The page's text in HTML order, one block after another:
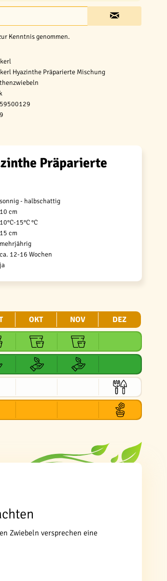
Kenntnis genommen.
Hyazinthe Präparierte Mischung
Präparierte
sonnig - halbschattig
10 cm
10°C-15°C °C
15 cm
mehrjährig
ca. 12-16 Wochen
ja
OKT NOV DEZ
Zwiebeln versprechen eine